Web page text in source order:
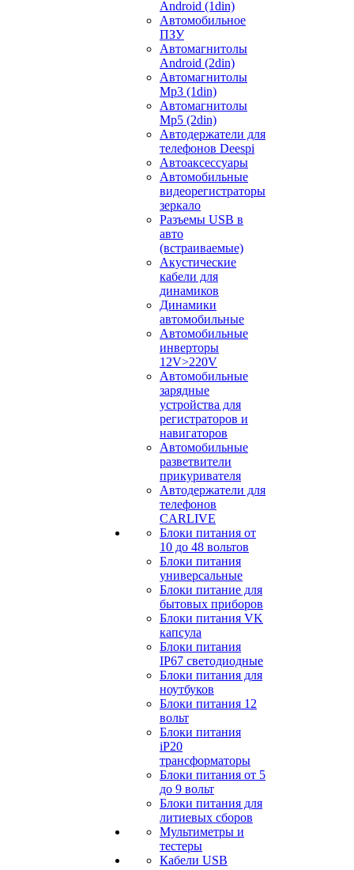
Android (1din)
Автомобильное
ПЗУ
Автомагнитолы
Android (2din)
Автомагнитолы
Mp3 (1din)
Автомагнитолы
Mp5 (2din)
Автодержатели для
телефонов Deespi
Автоаксессуары
Автомобильные
видеорегистраторы
зеркало
Разъемы USB в
авто
(встраиваемые)
Акустические
кабели для
динамиков
Динамики
автомобильные
Автомобильные
инверторы
12V>220V
Автомобильные
зарядные
устройства для
регистраторов и
навигаторов
Автомобильные
разветвители
прикуривателя
Автодержатели для
телефонов
CARLIVE
Блоки питания от
10 до 48 вольтов
Блоки питания
универсальные
Блоки питание для
бытовых приборов
Блоки питания VK
капсула
Блоки питания
IP67 светодиодные
Блоки питания для
ноутбуков
Блоки питания 12
вольт
Блоки питания
iP20
трансформаторы
Блоки питания от 5
до 9 вольт
Блоки питания для
литиевых сборов
Мультиметры и
тестеры
Кабели USB